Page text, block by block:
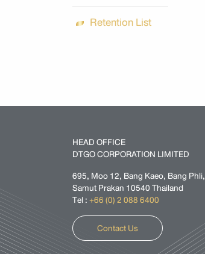
Retention List
HEAD OFFICE
DTGO CORPORATION LIMITED
695, Moo 12, Bang Kaeo, Bang Phli,
Samut Prakan 10540 Thailand
Tel :+66 (0) 2 088 6400
Contact Us